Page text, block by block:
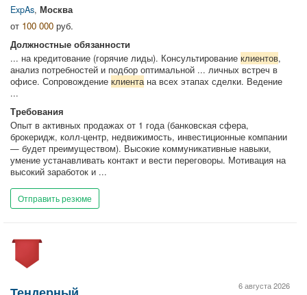
ExpAs, Москва
от 100 000 руб.
Должностные обязанности
... на кредитование (горячие лиды). Консультирование клиентов,
анализ потребностей и подбор оптимальной ... личных встреч в
офисе. Сопровождение клиентана всех этапах сделки. Ведение
...
Требования
Опыт в активных продажах от 1 года (банковская сфера,
брокеридж, колл-центр, недвижимость, инвестиционные компании
— будет преимуществом). Высокие коммуникативные навыки,
умение устанавливать контакт и вести переговоры. Мотивация на
высокий заработок и ...
Отправить резюме
6 августа 2026